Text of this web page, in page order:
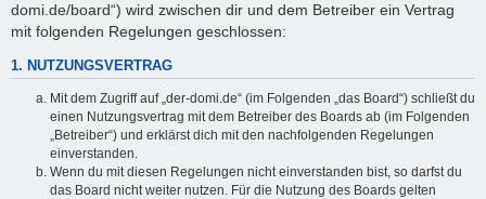
domi.de/board“) wird zwischen dir und dem Betreiber ein Vertrag
mit folgenden Regelungen geschlossen:
1. NUTZUNGSVERTRAG
Mit dem Zugriff auf „der-domi.de“ (im Folgenden „das Board“) schließt du
einen Nutzungsvertrag mit dem Betreiber des Boards ab (im Folgenden
„Betreiber“) und erklärst dich mit den nachfolgenden Regelungen
einverstanden.
Wenn du mit diesen Regelungen nicht einverstanden bist, so darfst du
das Board nicht weiter nutzen. Für die Nutzung des Boards gelten